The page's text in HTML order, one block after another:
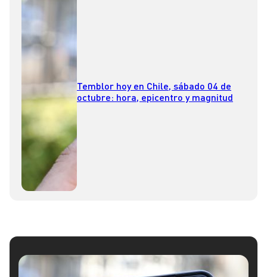
Temblor hoy en Chile, sábado 04 de
octubre: hora, epicentro y magnitud